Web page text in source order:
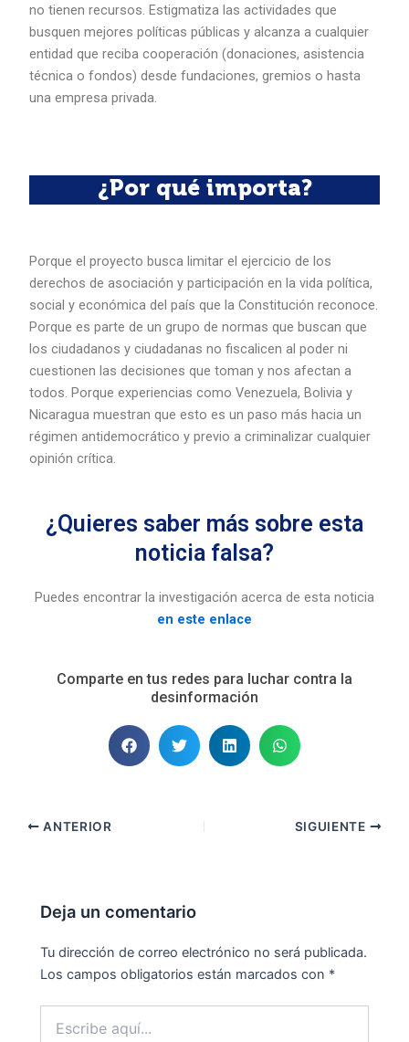
no tienen recursos. Estigmatiza las actividades que
busquen mejores políticas públicas y alcanza a cualquier
entidad que reciba cooperación (donaciones, asistencia
técnica o fondos) desde fundaciones, gremios o hasta
una empresa privada.
¿Por qué importa?
Porque el proyecto busca limitar el ejercicio de los
derechos de asociación y participación en la vida política,
social y económica del país que la Constitución reconoce.
Porque es parte de un grupo de normas que buscan que
los ciudadanos y ciudadanas no fiscalicen al poder ni
cuestionen las decisiones que toman y nos afectan a
todos. Porque experiencias como Venezuela, Bolivia y
Nicaragua muestran que esto es un paso más hacia un
régimen antidemocrático y previo a criminalizar cualquier
opinión crítica.
¿Quieres saber más sobre esta
noticia falsa?
Puedes encontrar la investigación acerca de esta noticia
en este enlace
Comparte en tus redes para luchar contra la
desinformación
ANTERIOR SIGUIENTE
Deja un comentario
Tu dirección de correo electrónico no será publicada.
Los campos obligatorios están marcados con *
aquí...